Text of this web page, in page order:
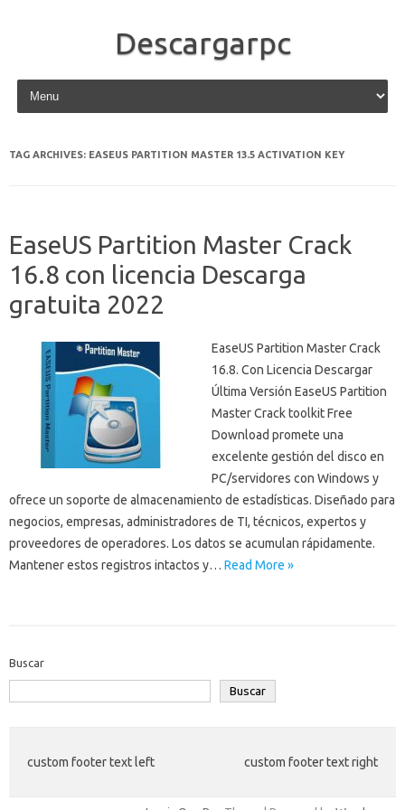
Descargarpc
Skip to content
TAG ARCHIVES: EASEUS PARTITION MASTER 13.5 ACTIVATION KEY
EaseUS Partition Master Crack
16.8 con licencia Descarga
gratuita 2022
EaseUS Partition Master Crack
16.8. Con Licencia Descargar
Última Versión EaseUS Partition
Master Crack toolkit Free
Download promete una
excelente gestión del disco en
PC/servidores con Windows y
ofrece un soporte de almacenamiento de estadísticas. Diseñado para
negocios, empresas, administradores de TI, técnicos, expertos y
proveedores de operadores. Los datos se acumulan rápidamente.
Mantener estos registros intactos y… Read More »
Buscar
Buscar
custom footer text left custom footer text right